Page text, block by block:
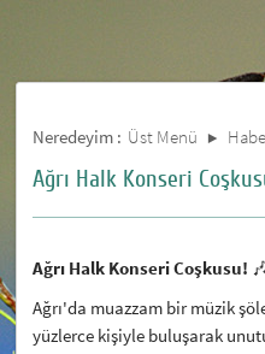
Neredeyim : Üst Menü
Ağrı Halk Konseri
Ağrı Halk Konseri Coşkusu!
Ağrı'da muazzam bir müzik
yüzlerce kişiyle buluşarak